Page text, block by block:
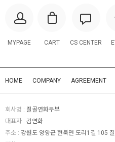
MYPAGE CART CS CENTER
HOME COMPANY AGREEMENT
회사명 : 질골연화두부
대표자 : 김연화
주소 : 강원도 양양군 현북면 도리1길 105